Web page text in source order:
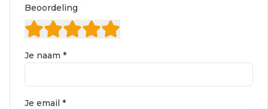
Beoordeling
Je naam *
Je email *